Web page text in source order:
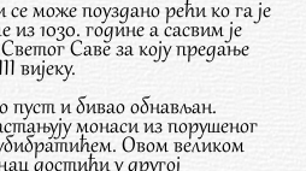
може поуздано рећи ко га је
1030. године а сасвим је
Саве за коју предање
вијеку.
пуст и бивао обнављан.
монаси из порушеног
Овом великом